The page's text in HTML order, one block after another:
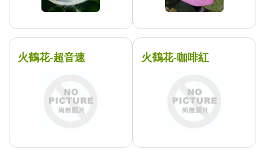
火鶴花-超音速 火鶴花-咖啡紅